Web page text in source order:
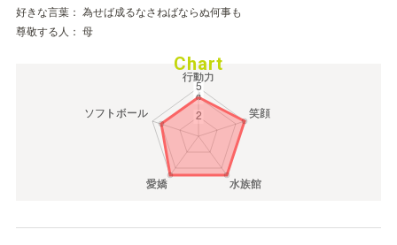
好きな言葉： 為せば成るなさねばならぬ何事も
尊敬する人： 母
Chart